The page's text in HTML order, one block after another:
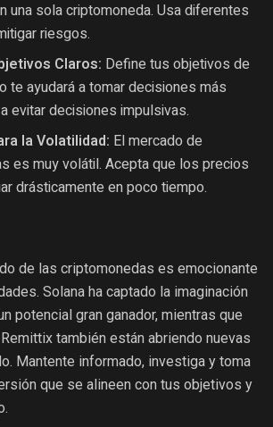
una sola criptomoneda. Usa diferentes
riesgos.
Claros: Define tus objetivos de
te ayudará a tomar decisiones más
evitar decisiones impulsivas.
la Volatilidad: El mercado de
es muy volátil. Acepta que los precios
drásticamente en poco tiempo.
de las criptomonedas es emocionante
Solana ha captado la imaginación
potencial gran ganador, mientras que
también están abriendo nuevas
Mantente informado, investiga y toma
que se alineen con tus objetivos y